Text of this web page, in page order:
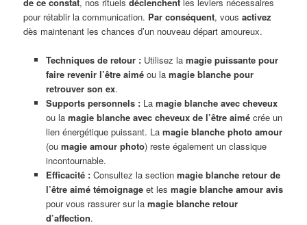
pour rétablir la communication. Par conséquent, vousactivez
dès maintenant les chances d’un nouveau départ amoureux.
Techniques de retour :Utilisez la magie puissante pour
faire revenir l’être aiméou la magie blanche pour
retrouver son ex.
Supports personnels :La magie blanche avec cheveux
ou la magie blanche avec cheveux de l’être aimécrée un
lien énergétique puissant. La magie blanche photo amour
(ou magie amour photo) reste également un classique
incontournable.
Efficacité :Consultez la section magie blanche retour de
l’être aimé témoignageet les magie blanche amour avis
pour vous rassurer sur la magie blanche retour
d’affection.